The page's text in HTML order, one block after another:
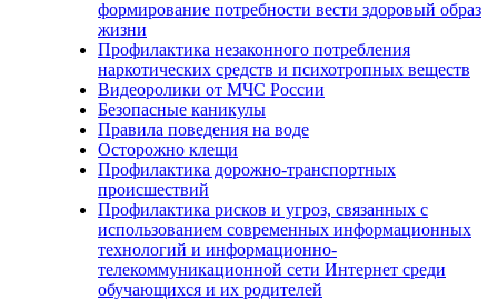
формирование потребности вести здоровый образ
жизни
Профилактика незаконного потребления
наркотических средств и психотропных веществ
Видеоролики от МЧС России
Безопасные каникулы
Правила поведения на воде
Осторожно клещи
Профилактика дорожно-транспортных
происшествий
Профилактика рисков и угроз, связанных с
использованием современных информационных
технологий и информационно-
телекоммуникационной сети Интернет среди
обучающихся и их родителей